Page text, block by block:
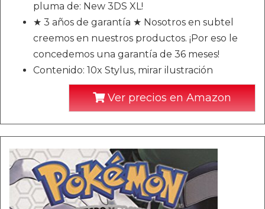
pluma de: New 3DS XL!
★ 3 años de garantía ★ Nosotros en subtel
creemos en nuestros productos. ¡Por eso le
concedemos una garantía de 36 meses!
Contenido: 10x Stylus, mirar ilustración
Ver precios en Amazon